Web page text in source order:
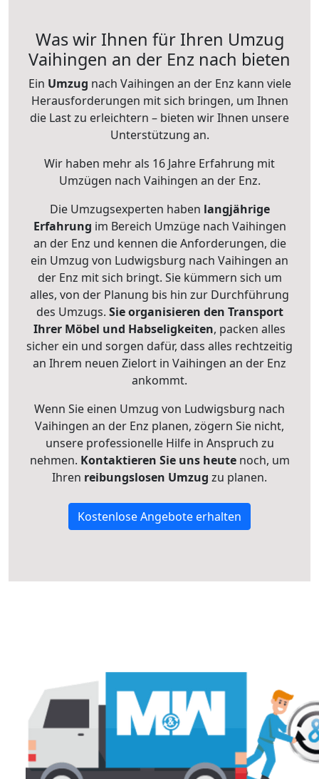
Was wir Ihnen für Ihren Umzug
Vaihingen an der Enz nach bieten
Ein Umzug nach Vaihingen an der Enz kann viele
Herausforderungen mit sich bringen, um Ihnen
die Last zu erleichtern – bieten wir Ihnen unsere
Unterstützung an.
Wir haben mehr als 16 Jahre Erfahrung mit
Umzügen nach Vaihingen an der Enz.
Die Umzugsexperten haben langjährige
Erfahrung im Bereich Umzüge nach Vaihingen
an der Enz und kennen die Anforderungen, die
ein Umzug von Ludwigsburg nach Vaihingen an
der Enz mit sich bringt. Sie kümmern sich um
alles, von der Planung bis hin zur Durchführung
des Umzugs. Sie organisieren den Transport
Ihrer Möbel und Habseligkeiten, packen alles
sicher ein und sorgen dafür, dass alles rechtzeitig
an Ihrem neuen Zielort in Vaihingen an der Enz
ankommt.
Wenn Sie einen Umzug von Ludwigsburg nach
Vaihingen an der Enz planen, zögern Sie nicht,
unsere professionelle Hilfe in Anspruch zu
nehmen. Kontaktieren Sie uns heutenoch, um
Ihren reibungslosen Umzug zu planen.
Kostenlose Angebote erhalten